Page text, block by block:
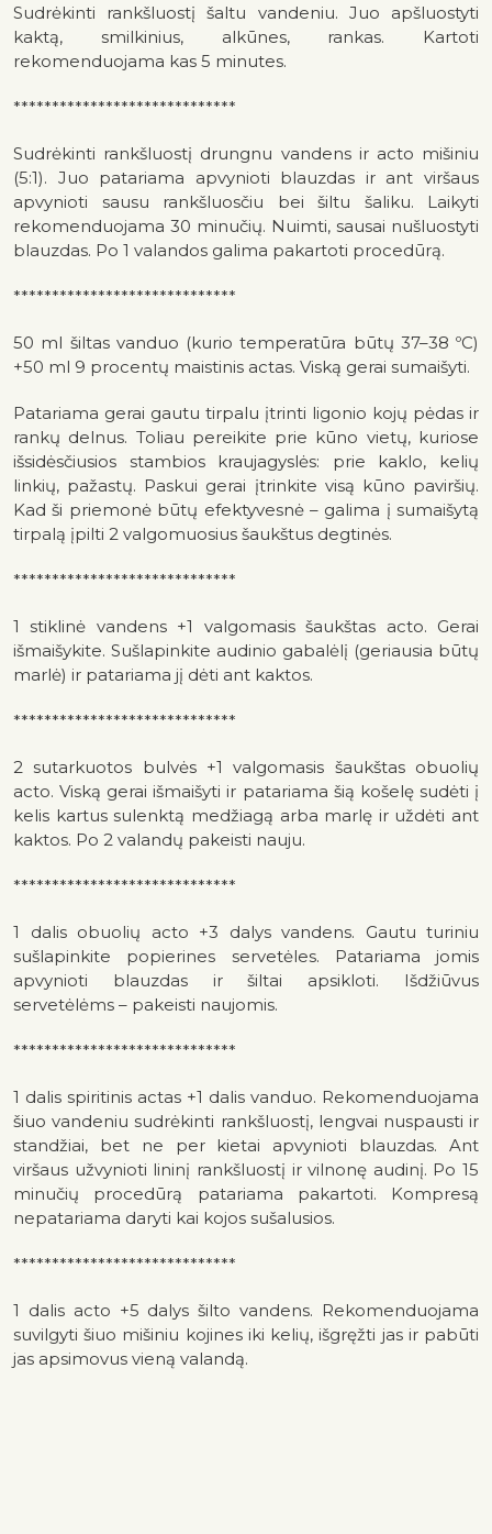
Sudrėkinti rankšluostį šaltu vandeniu. Juo apšluostyti
kaktą, smilkinius, alkūnes, rankas. Kartoti
rekomenduojama kas 5 minutes.
*****************************
Sudrėkinti rankšluostį drungnu vandens ir acto mišiniu
(5:1). Juo patariama apvynioti blauzdas ir ant viršaus
apvynioti sausu rankšluosčiu bei šiltu šaliku. Laikyti
rekomenduojama 30 minučių. Nuimti, sausai nušluostyti
blauzdas. Po 1 valandos galima pakartoti procedūrą.
*****************************
50 ml šiltas vanduo (kurio temperatūra būtų 37–38 ºC)
+50 ml 9 procentų maistinis actas. Viską gerai sumaišyti.
Patariama gerai gautu tirpalu įtrinti ligonio kojų pėdas ir
rankų delnus. Toliau pereikite prie kūno vietų, kuriose
išsidėsčiusios stambios kraujagyslės: prie kaklo, kelių
linkių, pažastų. Paskui gerai įtrinkite visą kūno paviršių.
Kad ši priemonė būtų efektyvesnė – galima į sumaišytą
tirpalą įpilti 2 valgomuosius šaukštus degtinės.
*****************************
1 stiklinė vandens +1 valgomasis šaukštas acto. Gerai
išmaišykite. Sušlapinkite audinio gabalėlį (geriausia būtų
marlė) ir patariama jį dėti ant kaktos.
*****************************
2 sutarkuotos bulvės +1 valgomasis šaukštas obuolių
acto. Viską gerai išmaišyti ir patariama šią košelę sudėti į
kelis kartus sulenktą medžiagą arba marlę ir uždėti ant
kaktos. Po 2 valandų pakeisti nauju.
*****************************
1 dalis obuolių acto +3 dalys vandens. Gautu turiniu
sušlapinkite popierines servetėles. Patariama jomis
apvynioti blauzdas ir šiltai apsikloti. Išdžiūvus
servetėlėms – pakeisti naujomis.
*****************************
1 dalis spiritinis actas +1 dalis vanduo. Rekomenduojama
šiuo vandeniu sudrėkinti rankšluostį, lengvai nuspausti ir
standžiai, bet ne per kietai apvynioti blauzdas. Ant
viršaus užvynioti lininį rankšluostį ir vilnonę audinį. Po 15
minučių procedūrą patariama pakartoti. Kompresą
nepatariama daryti kai kojos sušalusios.
*****************************
1 dalis acto +5 dalys šilto vandens. Rekomenduojama
suvilgyti šiuo mišiniu kojines iki kelių, išgręžti jas ir pabūti
jas apsimovus vieną valandą.